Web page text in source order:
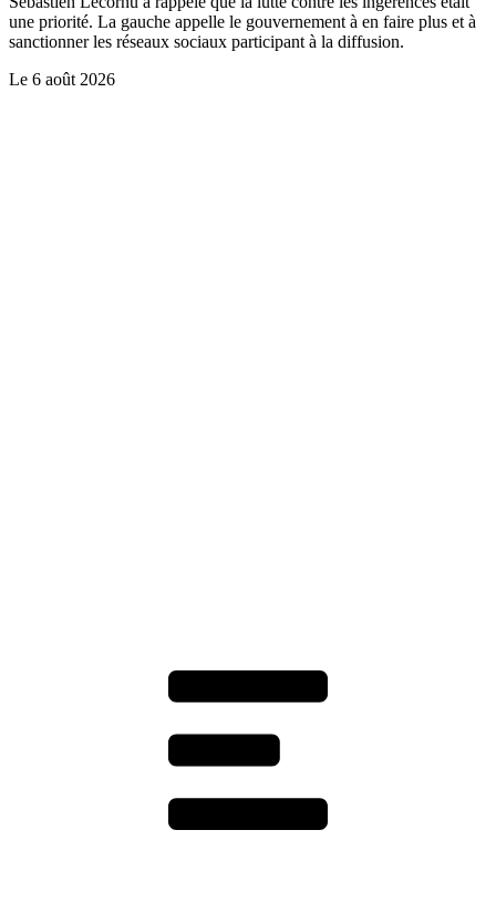
une priorité. La gauche appelle le gouvernement à en faire plus et à
sanctionner les réseaux sociaux participant à la diffusion.
Le 6 août 2026